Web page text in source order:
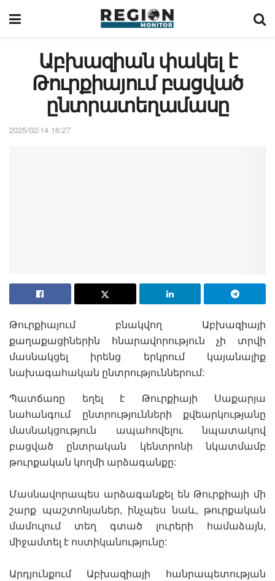
Աբխազիան փակել է
Թուրքիայում բացված
ընտրատեղամասը
2025/02/14 16:27
Թուրքիայում բնակվող Աբխազիայի
քաղաքացիներին հնարավորություն չի տրվի
մասնակցել իրենց երկրում կայանալիք
նախագահական ընտրություններում:
Պատճառը եղել է Թուրքիայի Սաքարյա
նահանգում ընտրությունների քվեարկությանը
մասնակցություն ապահովելու նպատակով
բացված ընտրական կենտրոնի նկատմամբ
թուրքական կողմի արձագանքը:
Մասնավորապես արձագանքել են Թուրքիայի մի
շարք պաշտոնյաներ, ինչպես նաև, թուրքական
մամուլում տեղ գտած լուրերի համաձայն,
միջամտել է ոստիկանությունը:
Արդյունքում Աբխազիայի հանրապետության